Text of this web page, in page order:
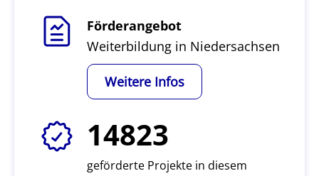
Förderangebot
Weiterbildung in Niedersachsen
Weitere Infos
14823
geförderte Projekte in diesem